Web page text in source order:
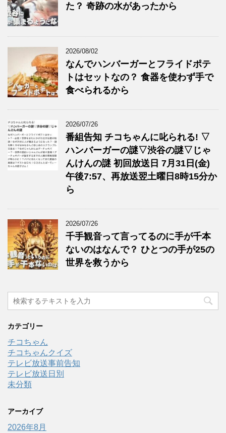
た？ 奇跡の水があったから
2026/08/02
なんでハンバーガーとフライドポテ
トはセットなの？ 食器を使わず手で
食べられるから
2026/07/26
番組告知 チコちゃんに叱られる! ▽
ハンバーガーの謎▽渋谷の謎▽じゃ
んけんの謎 初回放送日 7月31日(金)
午後7:57、再放送翌土曜日8時15分か
ら
2026/07/26
千手観音って言ってるのに手が千本
ないのはなんで？ ひとつの手が25の
世界を救うから
カテゴリー
チコちゃん
チコちゃんクイズ
テレビ放送事前告知
テレビ放送日別
未分類
アーカイブ
2026年8月